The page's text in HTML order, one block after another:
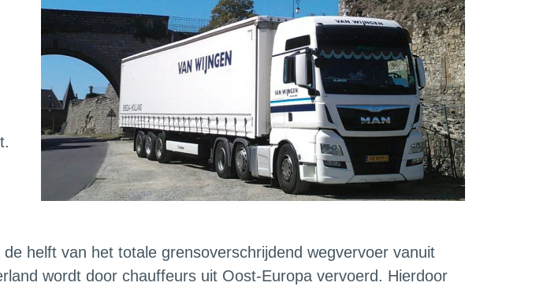
de helft van het totale grensoverschrijdend wegvervoer vanuit
wordt door chauffeurs uit Oost-Europa vervoerd. Hierdoor